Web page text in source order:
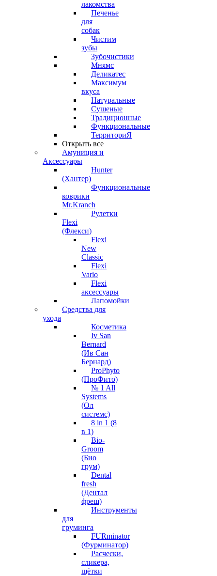
лакомства
Печенье
для
собак
Чистим
зубы
Зубочистики
Мнямс
Деликатес
Максимум
вкуса
Натуральные
Сушеные
Традиционные
Функциональные
ТерриториЯ
Открыть все
Амуниция и
Аксессуары
Hunter
(Хантер)
Функциональные
коврики
Mr.Kranch
Рулетки
Flexi
(Флекси)
Flexi
New
Classic
Flexi
Vario
Flexi
аксессуары
Лапомойки
Средства для
ухода
Косметика
Iv San
Bernard
(Ив Сан
Бернард)
ProPhyto
(ПроФито)
№ 1 All
Systems
(Ол
системс)
8 in 1 (8
в 1)
Bio-
Groom
(Био
грум)
Dental
fresh
(Дентал
фреш)
Инструменты
для
груминга
FURminator
(Фурминатор)
Расчески,
сликера,
щётки